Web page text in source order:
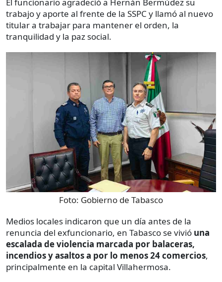
El funcionario agradeció a Hernán Bermúdez su
trabajo y aporte al frente de la SSPC y llamó al nuevo
titular a trabajar para mantener el orden, la
tranquilidad y la paz social.
Foto: Gobierno de Tabasco
Medios locales indicaron que un día antes de la
renuncia del exfuncionario, en Tabasco se vivió una
escalada de violencia marcada por balaceras,
incendios y asaltos a por lo menos 24 comercios,
principalmente en la capital Villahermosa.